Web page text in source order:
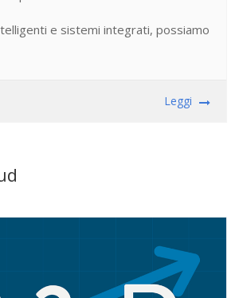
e sistemi integrati, possiamo
Leggi